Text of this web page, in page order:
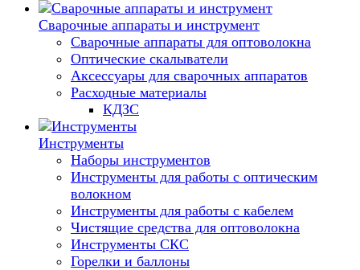
Сварочные аппараты и инструмент
Сварочные аппараты для оптоволокна
Оптические скалыватели
Аксессуары для сварочных аппаратов
Расходные материалы
КДЗС
Инструменты
Наборы инструментов
Инструменты для работы с оптическим
волокном
Инструменты для работы с кабелем
Чистящие средства для оптоволокна
Инструменты СКС
Горелки и баллоны